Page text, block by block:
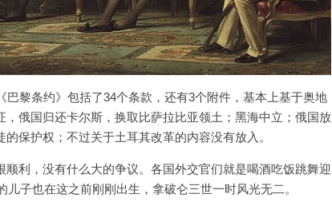
黎条约》包括了34个条款，还有3个附件，基本上基于奥地
俄国归还卡尔斯，换取比萨拉比亚领土；黑海中立；俄国放
保护权；不过关于土耳其改革的内容没有放入。
利，没有什么大的争议。各国外交官们就是喝酒吃饭跳舞迎
子也在这之前刚刚出生，拿破仑三世一时风光无二。